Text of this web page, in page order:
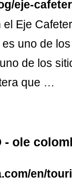
eje-
Eje
uno de
de los
que …
- ole
en/